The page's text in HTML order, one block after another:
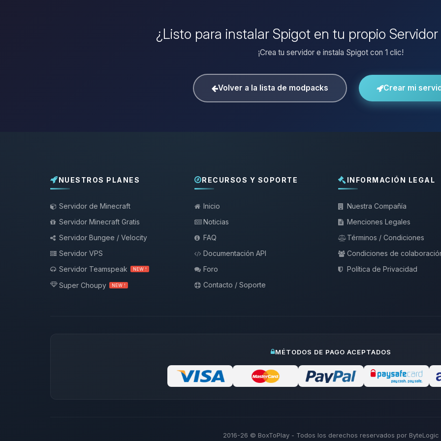
¿Listo para instalar Spigot en tu propio
¡Crea tu servidor e instala Spigot con 1 clic!
Volver a la lista de modpacks Crear mi
NUESTROS PLANES
Servidor de Minecraft
Servidor Minecraft Gratis
Servidor Bungee / Velocity
Servidor VPS
Servidor Teamspeak
NEW !
Super Choupy NEW !
RECURSOS Y SOPORTE
Inicio
Noticias
FAQ
Documentación API
Foro
Contacto / Soporte
INFORMACIÓN LEGAL
Nuestra Compañía
Menciones Legales
Términos / Condiciones
Condiciones de
Política de Privacidad
MÉTODOS DE PAGO ACEPTADOS
2016-26 © BoxToPlay - Todos los derechos reservados por ByteLogic